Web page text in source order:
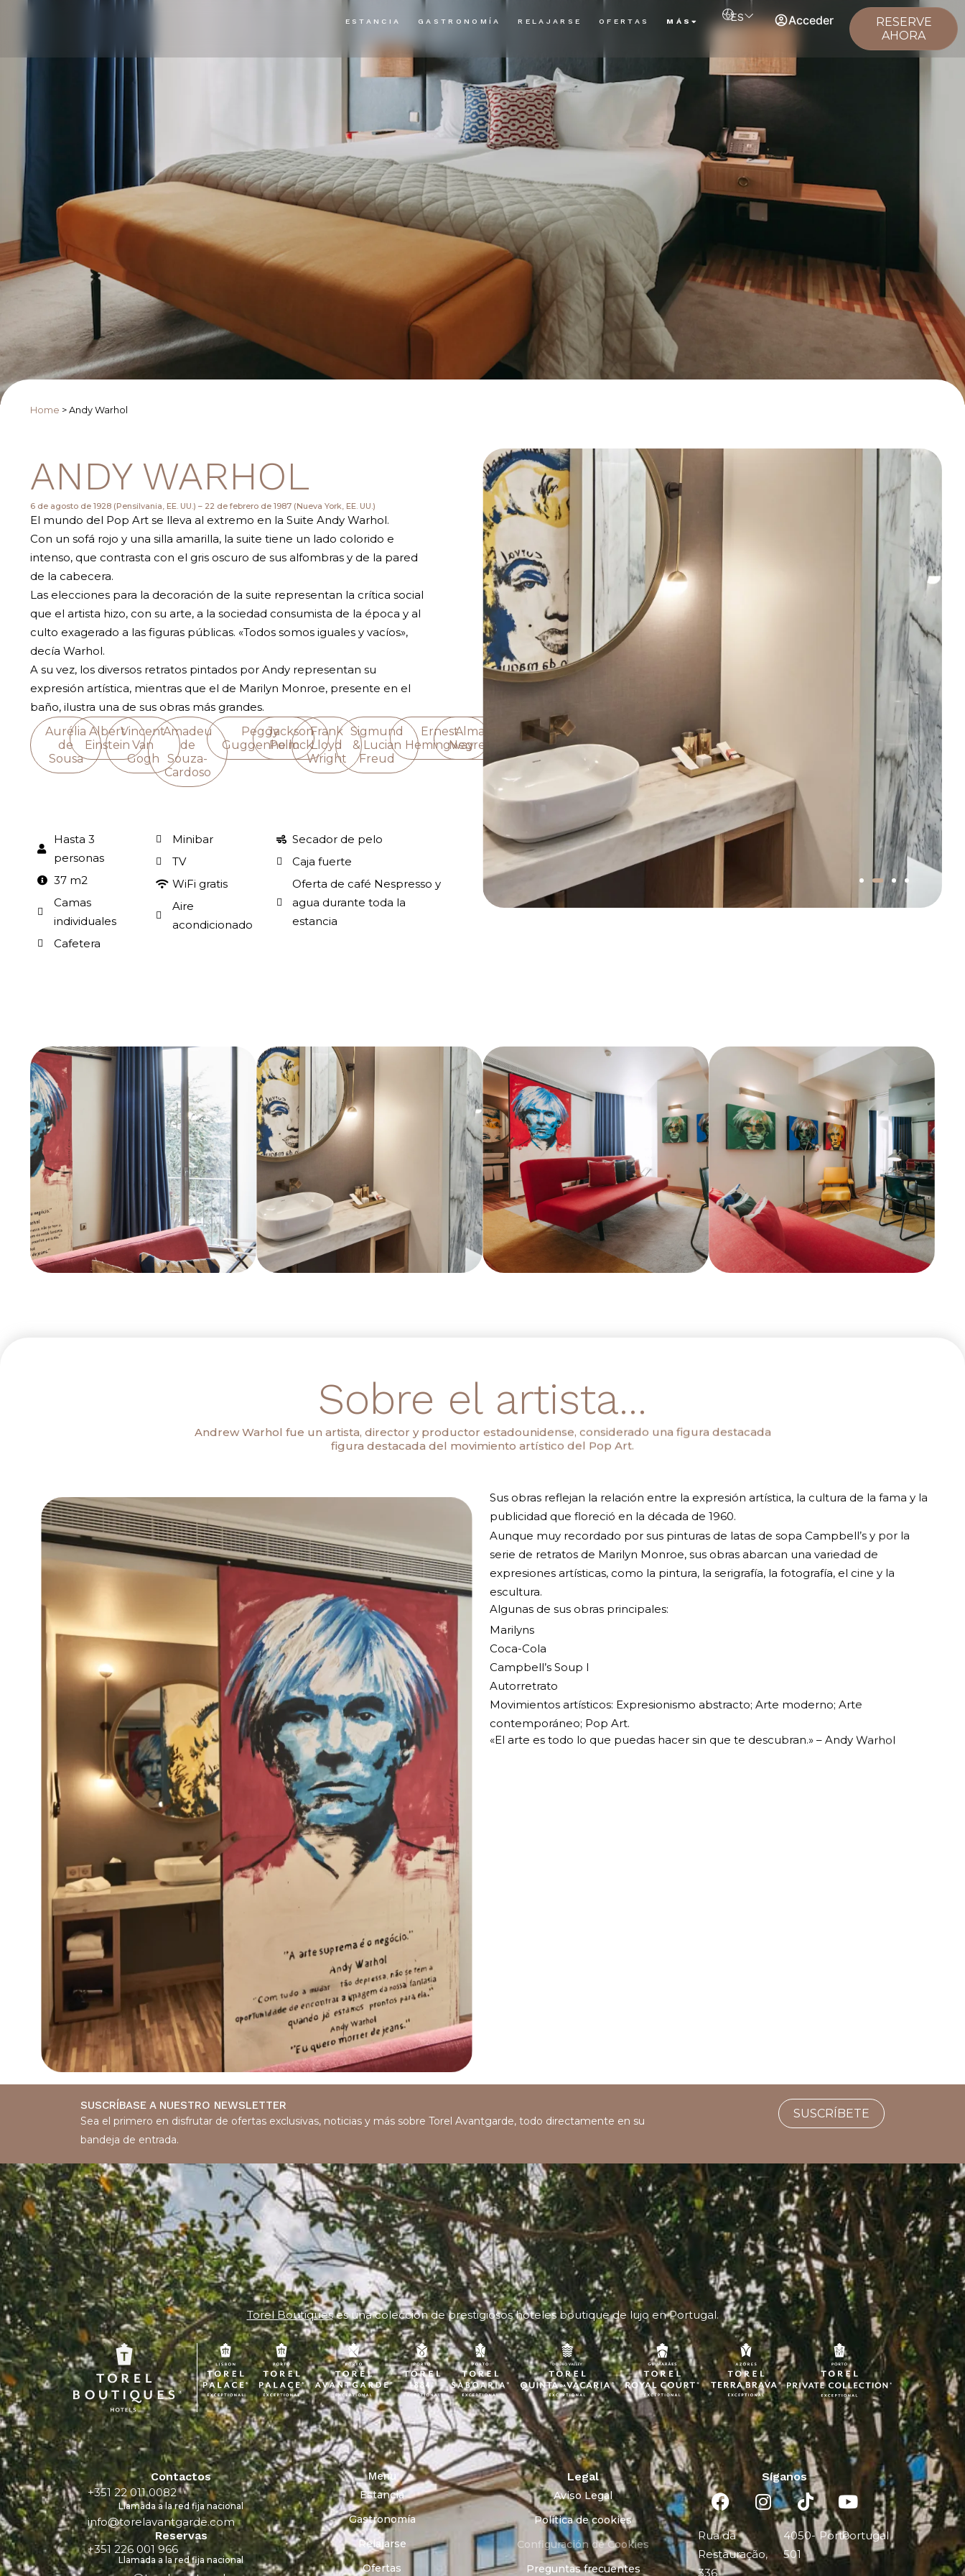
ESTANCIA GASTRONOMÍA RELAJARSE OFERTAS MÁS ES Acceder
RESERVE
AHORA
Home > Andy Warhol
ANDY WARHOL
6 de agosto de 1928 (Pensilvania, EE. UU.) – 22 de febrero de 1987 (Nueva York, EE. UU.)
El mundo del Pop Art se lleva al extremo en la Suite Andy Warhol.
Con un sofá rojo y una silla amarilla, la suite tiene un lado colorido e
intenso, que contrasta con el gris oscuro de sus alfombras y de la pared
de la cabecera.
Las elecciones para la decoración de la suite representan la crítica social
que el artista hizo, con su arte, a la sociedad consumista de la época y al
culto exagerado a las figuras públicas. «Todos somos iguales y vacíos»,
decía Warhol.
A su vez, los diversos retratos pintados por Andy representan su
expresión artística, mientras que el de Marilyn Monroe, presente en el
baño, ilustra una de sus obras más grandes.
Aurélia
de
Sousa
Albert
Einstein
Vincent
Van
Gogh
Amadeu
de
Souza-
Cardoso
Peggy
Guggenheim
Jackson
Pollock
Frank
Lloyd
Wright
Sigmund
& Lucian
Freud
Ernest
Hemingway
Almada
Negreiros
Hasta 3
personas
37 m2
Camas
individuales
Cafetera
Minibar
TV
WiFi gratis
Aire
acondicionado
Secador de pelo
Caja fuerte
Oferta de café Nespresso y
agua durante toda la
estancia
Sobre el artista...
Andrew Warhol fue un artista, director y productor estadounidense, considerado una figura destacada
figura destacada del movimiento artístico del Pop Art.
Sus obras reflejan la relación entre la expresión artística, la cultura de la fama y la
publicidad que floreció en la década de 1960.
Aunque muy recordado por sus pinturas de latas de sopa Campbell’s y por la
serie de retratos de Marilyn Monroe, sus obras abarcan una variedad de
expresiones artísticas, como la pintura, la serigrafía, la fotografía, el cine y la
escultura.
Algunas de sus obras principales:
Marilyns
Coca-Cola
Campbell’s Soup I
Autorretrato
Movimientos artísticos: Expresionismo abstracto; Arte moderno; Arte
contemporáneo; Pop Art.
«El arte es todo lo que puedas hacer sin que te descubran.» – Andy Warhol
SUSCRÍBASE A NUESTRO NEWSLETTER
Sea el primero en disfrutar de ofertas exclusivas, noticias y más sobre Torel Avantgarde, todo directamente en su
bandeja de entrada.
SUSCRÍBETE
Torel Boutiqueses una colección de prestigiosos hoteles boutique de lujo en Portugal.
Contactos
+351 22 011 0082
Llamada a la red fija nacional
info@torelavantgarde.com
Reservas
+351 226 001 966
Llamada a la red fija nacional
Menu
Estancia
Gastronomía
Relajarse
Ofertas
Legal
Aviso Legal
Política de cookies
Configuración de Cookies
Preguntas frecuentes
Síganos
Rua da
Restauração,
336
4050-
501
PortoPortugal